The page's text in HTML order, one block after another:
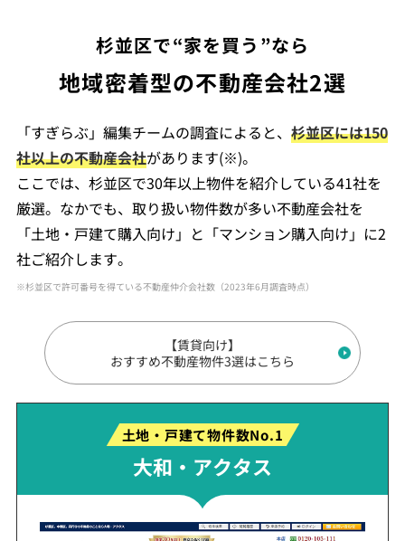
杉並区で“家を買う”なら
地域密着型の不動産会社2選
「すぎらぶ」編集チームの調査によると、 杉並区には150
社以上の不動産会社があります(※)。
ここでは、杉並区で30年以上物件を紹介している41社を
厳選。なかでも、取り扱い物件数が多い不動産会社を
「土地・戸建て購入向け」と「マンション購入向け」に2
社ご紹介します。
※杉並区で許可番号を得ている不動産仲介会社数（2023年6月調査時点）
【賃貸向け】
おすすめ不動産物件3選はこちら
土地・戸建て物件数No.1
大和・アクタス